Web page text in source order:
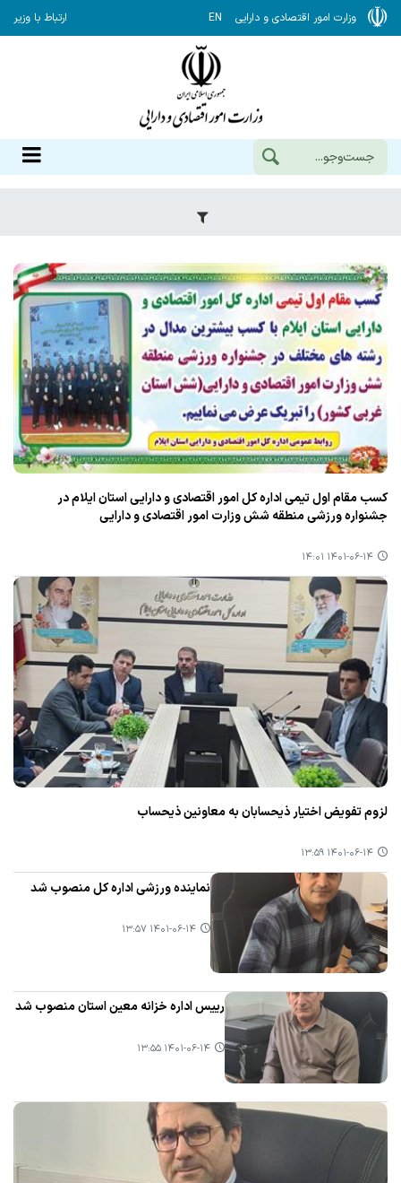
وزارت امور اقتصادی و دارایی EN ارتباط با وزیر
كسب مقام اول تیمی اداره كل امور اقتصادی و دارایی استان ایلام در
جشنواره ورزشی منطقه شش وزارت امور اقتصادی و دارایی
۱۴۰۱-۰۶-۱۴ ۱۴:۰۱
لزوم تفویض اختیار ذیحسابان به معاونین ذیحساب
۱۴۰۱-۰۶-۱۴ ۱۳:۵۹
نماینده ورزشی اداره كل منصوب شد
۱۴۰۱-۰۶-۱۴ ۱۳:۵۷
رییس اداره خزانه معین استان منصوب شد
۱۴۰۱-۰۶-۱۴ ۱۳:۵۵